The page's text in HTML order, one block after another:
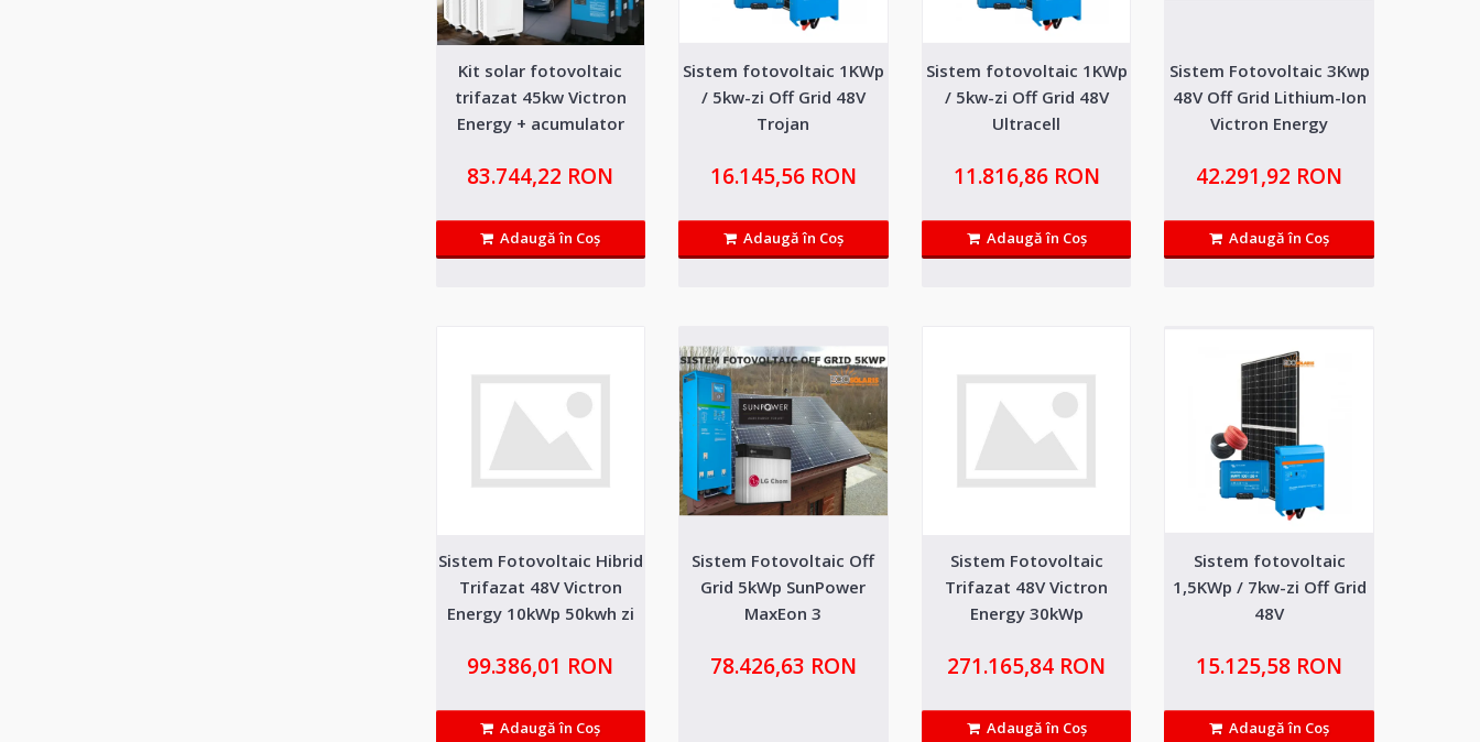
Kit solar fotovoltaic trifazat 10kw Victron
Energy + acumulator lifepo4 15kwh
garantie si service i..
26.388,91 RON
Compară produsul
Energy + acumulator lifepo4 15kwh
Kit-ul contine echipamente profesionale de ultima generatie cu 5 ani garantie si
service in Romania...
Adaugă in Wishlist
Compară produsul
Kit solar fotovoltaic trifazat 15kw Victron
Energy + acumulator lifepo4 30kwh
garantie si service in..
45.526,01 RON
Compară produsul
Kit solar fotovoltaic
trifazat 45kw Victron
Energy + acumulator
83.744,22 RON
Adaugă în Coş
Sistem fotovoltaic 1KWp
/ 5kw-zi Off Grid 48V
Trojan
16.145,56 RON
Adaugă în Coş
Sistem fotovoltaic 1KWp
/ 5kw-zi Off Grid 48V
Ultracell
11.816,86 RON
Adaugă în Coş
Sistem Fotovoltaic 3Kwp
48V Off Grid Lithium-Ion
Victron Energy
42.291,92 RON
Adaugă în Coş
Sistem Fotovoltaic Hibrid
Trifazat 48V Victron
Energy 10kWp 50kwh zi
99.386,01 RON
Adaugă în Coş
Sistem Fotovoltaic Off
Grid 5kWp SunPower
MaxEon 3
78.426,63 RON
Sistem Fotovoltaic
Trifazat 48V Victron
Energy 30kWp
60kwh
271.165,84 RON
Adaugă în Coş
Sistem fotovoltaic
1,5KWp / 7kw-zi Off Grid
48V
15.125,58 RON
Adaugă în Coş